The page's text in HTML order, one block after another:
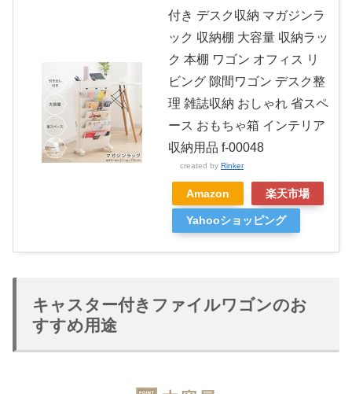
付き デスク収納 マガジンラ
ック 収納棚 大容量 収納ラッ
ク 本棚 ワゴン オフィス リ
ビング 隙間ワゴン デスク整
理 雑誌収納 おしゃれ 省スペ
ース おもちゃ箱 インテリア
収納用品 f-00048
created by Rinker
Amazon 楽天市場
Yahooショッピング
キャスター付きファイルワゴンのお
すすめ用途